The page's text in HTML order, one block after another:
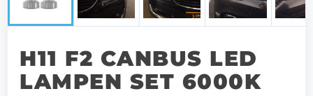
Next
H11 F2 CANBUS LED
LAMPEN SET 6000K